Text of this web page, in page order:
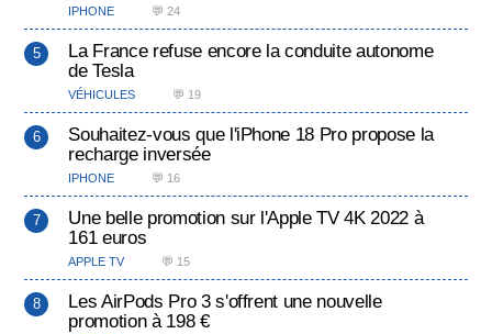
IPHONE 💬 24
La France refuse encore la conduite autonome
de Tesla
VÉHICULES 💬 19
Souhaitez-vous que l'iPhone 18 Pro propose la
recharge inversée
IPHONE 💬 16
Une belle promotion sur l'Apple TV 4K 2022 à
161 euros
APPLE TV 💬 15
Les AirPods Pro 3 s'offrent une nouvelle
promotion à 198 €